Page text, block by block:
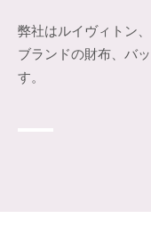
弊社はルイヴィトン
ブランドの財布、バ
す。